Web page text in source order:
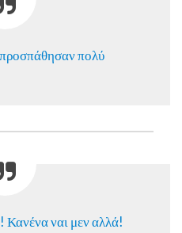
προσπάθησαν πολύ
Κανένα ναι μεν αλλά!